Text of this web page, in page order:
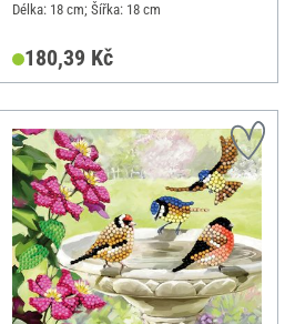
Délka: 18 cm; Šířka: 18 cm
180,39 Kč